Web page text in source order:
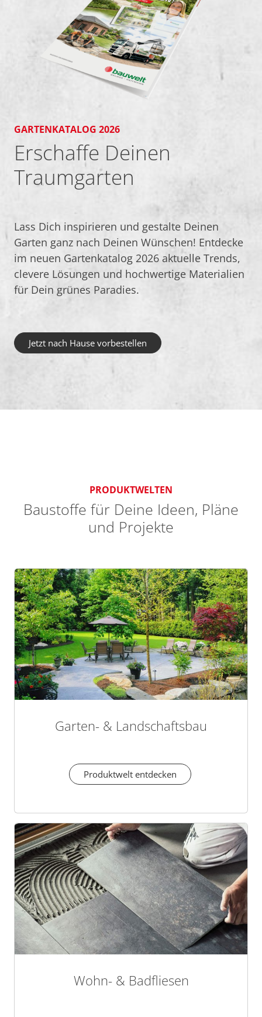
GARTENKATALOG 2026
Erschaffe Deinen
Traumgarten
Lass Dich inspirieren und gestalte Deinen
Garten ganz nach Deinen Wünschen! Entdecke
im neuen Gartenkatalog 2026 aktuelle Trends,
clevere Lösungen und hochwertige Materialien
für Dein grünes Paradies.
Jetzt nach Hause vorbestellen
PRODUKTWELTEN
Baustoffe für Deine Ideen, Pläne
und Projekte
Garten- & Landschaftsbau
Produktwelt entdecken
Wohn- & Badfliesen